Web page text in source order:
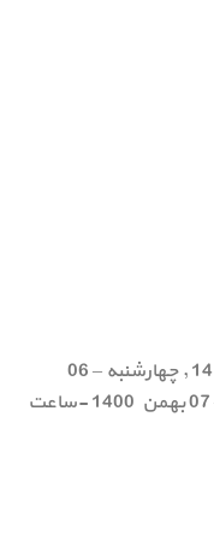
سه شنبه – 05 بهمن 1400 – ساعت 14:30 , چهارشنبه – 06
بهمن1400 – ساعت 14:30 و پنجشنبه – 07 بهمن 1400 -ساعت